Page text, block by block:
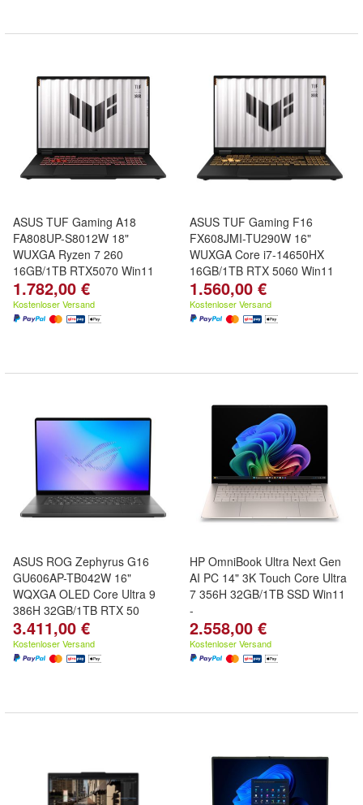
ASUS TUF Gaming A18
FA808UP-S8012W 18"
WUXGA Ryzen 7 260
16GB/1TB RTX5070 Win11
1.782,00 €
Kostenloser Versand
ASUS TUF Gaming F16
FX608JMI-TU290W 16"
WUXGA Core i7-14650HX
16GB/1TB RTX 5060 Win11
1.560,00 €
Kostenloser Versand
ASUS ROG Zephyrus G16
GU606AP-TB042W 16"
WQXGA OLED Core Ultra 9
386H 32GB/1TB RTX 50
3.411,00 €
Kostenloser Versand
HP OmniBook Ultra Next Gen
AI PC 14" 3K Touch Core Ultra
7 356H 32GB/1TB SSD Win11
-
2.558,00 €
Kostenloser Versand